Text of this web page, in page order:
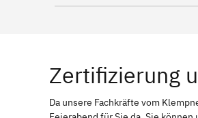
Zertifizierung
Da unsere Fachkräfte vom